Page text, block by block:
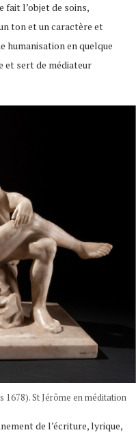
fait l’objet de soins,
ton et un caractère et
humanisation en quelque
et sert de médiateur
1678). St Jérôme en méditation
de l’écriture, lyrique,